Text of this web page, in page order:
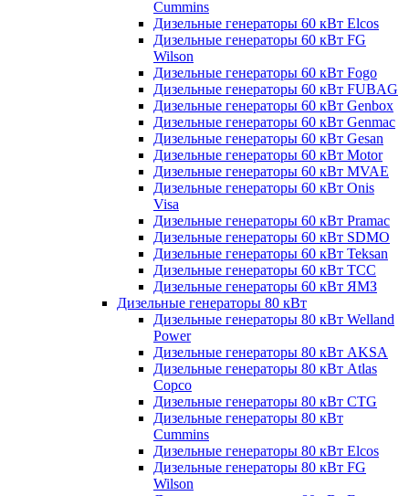
Cummins
Дизельные генераторы 60 кВт Elcos
Дизельные генераторы 60 кВт FG
Wilson
Дизельные генераторы 60 кВт Fogo
Дизельные генераторы 60 кВт FUBAG
Дизельные генераторы 60 кВт Genbox
Дизельные генераторы 60 кВт Genmac
Дизельные генераторы 60 кВт Gesan
Дизельные генераторы 60 кВт Motor
Дизельные генераторы 60 кВт MVAE
Дизельные генераторы 60 кВт Onis
Visa
Дизельные генераторы 60 кВт Pramac
Дизельные генераторы 60 кВт SDMO
Дизельные генераторы 60 кВт Teksan
Дизельные генераторы 60 кВт ТСС
Дизельные генераторы 60 кВт ЯМЗ
Дизельные генераторы 80 кВт
Дизельные генераторы 80 кВт Welland
Power
Дизельные генераторы 80 кВт AKSA
Дизельные генераторы 80 кВт Atlas
Copco
Дизельные генераторы 80 кВт CTG
Дизельные генераторы 80 кВт
Cummins
Дизельные генераторы 80 кВт Elcos
Дизельные генераторы 80 кВт FG
Wilson